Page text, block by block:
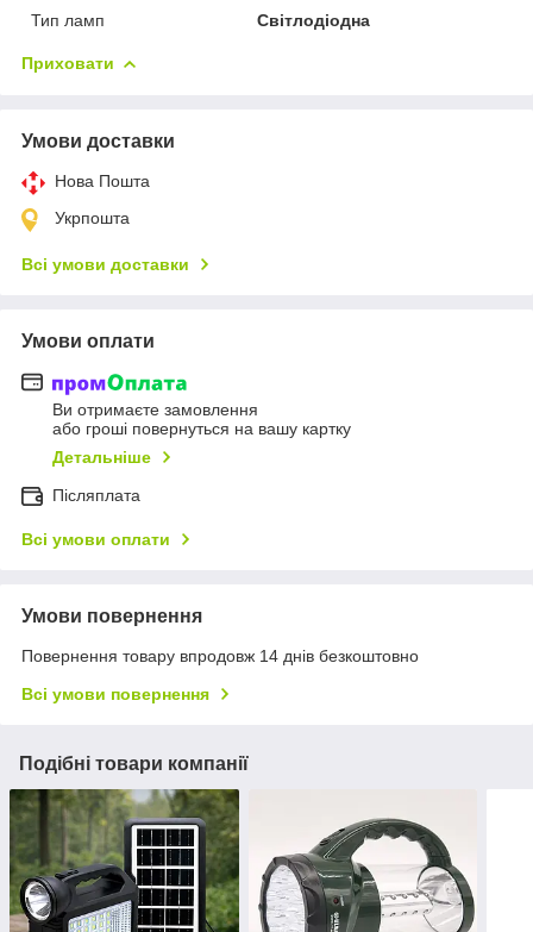
Тип ламп Світлодіодна
Приховати
Умови доставки
Нова Пошта
Укрпошта
Всі умови доставки
Умови оплати
Ви отримаєте замовлення
або гроші повернуться на вашу картку
Детальніше
Післяплата
Всі умови оплати
Умови повернення
Повернення товару впродовж 14 днів безкоштовно
Всі умови повернення
Подібні товари компанії